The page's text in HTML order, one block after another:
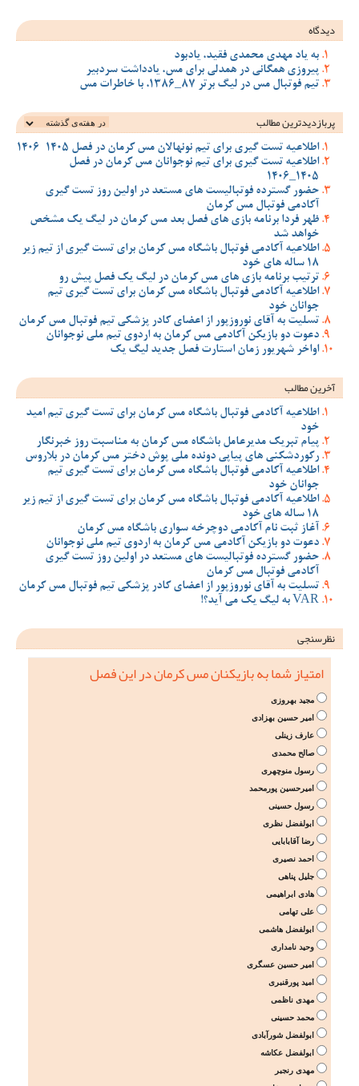
دیدگاه
به یاد مهدی محمدی فقید، یادبود
پیروزی همگانی در همدلی برای مس، یادداشت سردبیر
تیم فوتبال مس در لیگ برتر 87_1386، با خاطرات مس
پربازدیدترین‌ مطالب
اطلاعیه تست گیری برای تیم نونهالان مس کرمان در فصل 1405-1406
اطلاعیه تست گیری برای تیم نوجوانان مس کرمان در فصل
1405_1406
حضور گسترده فوتبالیست های مستعد در اولین روز تست گیری
آکادمی فوتبال مس کرمان
ظهر فردا برنامه بازی های فصل بعد مس کرمان در لیگ یک مشخص
خواهد شد
اطلاعیه آکادمی فوتبال باشگاه مس کرمان برای تست گیری از تیم زیر
18 ساله های خود
ترتیب برنامه بازی های مس کرمان در لیگ یک فصل پیش رو
اطلاعیه آکادمی فوتبال باشگاه مس کرمان برای تست گیری تیم
جوانان خود
تسلیت به آقای نوروزپور از اعضای کادر پزشکی تیم فوتبال مس کرمان
دعوت دو بازیکن آکادمی مس کرمان به اردوی تیم ملی نوجوانان
اواخر شهریور زمان استارت فصل جدید لیگ یک
آخرین مطالب
اطلاعیه آکادمی فوتبال باشگاه مس کرمان برای تست گیری تیم امید
خود
پیام تبریک مدیرعامل باشگاه مس کرمان به مناسبت روز خبرنگار
رکوردشکنی های پیاپی دونده ملی پوش دختر مس کرمان در بلاروس
اطلاعیه آکادمی فوتبال باشگاه مس کرمان برای تست گیری تیم
جوانان خود
اطلاعیه آکادمی فوتبال باشگاه مس کرمان برای تست گیری از تیم زیر
18 ساله های خود
آغاز ثبت نام آکادمی دوچرخه سواری باشگاه مس کرمان
دعوت دو بازیکن آکادمی مس کرمان به اردوی تیم ملی نوجوانان
حضور گسترده فوتبالیست های مستعد در اولین روز تست گیری
آکادمی فوتبال مس کرمان
تسلیت به آقای نوروزپور از اعضای کادر پزشکی تیم فوتبال مس کرمان
VAR به لیگ یک می آید؟!
نظرسنجی
امتیاز شما به بازیکنان مس کرمان در این فصل
مجید بهروزی
امیر حسین بهزادی
عارف زینلی
صالح محمدی
رسول منوچهری
امیرحسین پورمحمد
رسول حسینی
ابولفضل نظری
رضا آقابابایی
احمد نصیری
جلیل پناهی
هادی ابراهیمی
علی تهامی
ابولفضل هاشمی
وحید نامداری
امیر حسین عسگری
امید پورقنبری
مهدی ناظمی
محمد حسینی
ابولفضل شورآبادی
ابولفضل عکاشه
مهدی رنجبر